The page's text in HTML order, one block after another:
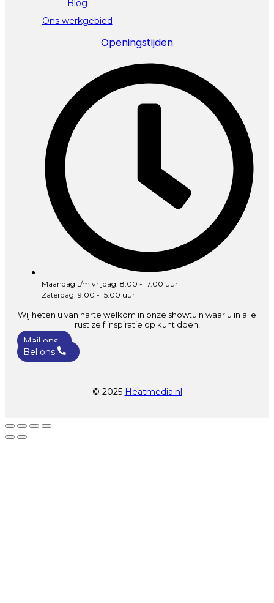
Blog
Ons werkgebied
Openingstijden
Maandag t/m vrijdag: 8.00 - 17.00 uur
Zaterdag: 9.00 - 15:00 uur
Wij heten u van harte welkom in onze showtuin waar u in alle
rust zelf inspiratie op kunt doen!
Mail ons
Bel ons
© 2025 Heatmedia.nl